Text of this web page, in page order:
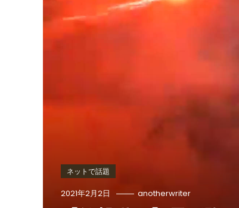
ネットで話題
2021年2月2日 anotherwriter